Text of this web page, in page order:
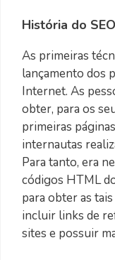
História do SEO
As primeiras
lançamento dos
Internet. As
obter, para os
primeiras
internautas
Para tanto, era
códigos HTML
para obter as
incluir links de
sites e possuir